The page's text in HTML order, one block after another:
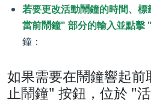
若要更改活動鬧鐘的時間、
當前鬧鐘" 部分的輸入並點擊
鐘：
如果需要在鬧鐘響起
止鬧鐘" 按鈕，位於 "活